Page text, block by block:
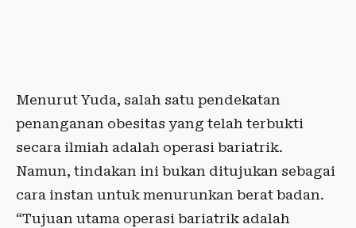
Menurut Yuda, salah satu pendekatan
penanganan obesitas yang telah terbukti
secara ilmiah adalah operasi bariatrik.
Namun, tindakan ini bukan ditujukan sebagai
cara instan untuk menurunkan berat badan.
“Tujuan utama operasi bariatrik adalah